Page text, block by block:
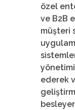
özel
ve B2B
müşteri
ederek